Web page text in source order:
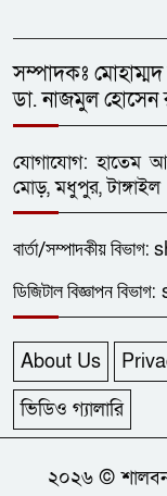
সম্পাদকঃ
ডা. নাজমুল হোসেন
যোগাযোগ: হাতেম
মোড়, মধুপুর,
বার্তা/সম্পাদকীয়বিভাগ:
ডিজিটাল বিজ্ঞাপন বিভাগ:
About Us
ভিডিও গ্যালারি
২০২৬ ©